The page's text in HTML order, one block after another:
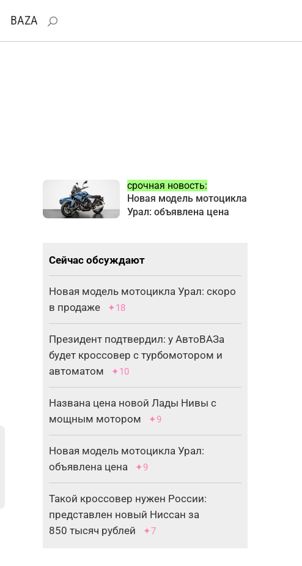
BAZA
срочная новость:
Новая модель мотоцикла
Урал: объявлена цена
Сейчас обсуждают
Новая модель мотоцикла Урал: скоро
в продаже
✦18
Президент подтвердил: у АвтоВАЗа
будет кроссовер с турбомотором и
автоматом
✦10
Названа цена новой Лады Нивы с
мощным мотором
✦9
Новая модель мотоцикла Урал:
объявлена цена
✦9
Такой кроссовер нужен России:
представлен новый Ниссан за
850 тысяч рублей
✦7